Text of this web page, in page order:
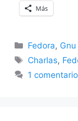
Más
Categorías
Fedora,
Etiquetas
Charlas,
1 comentario